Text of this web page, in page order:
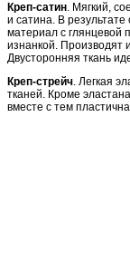
Креп-сатин. Мягкий,
и сатина. В
материал с глянцевой
изнанкой. Производят
Двусторонняя ткань
Креп-стрейч. Легкая
тканей. Кроме
вместе с тем